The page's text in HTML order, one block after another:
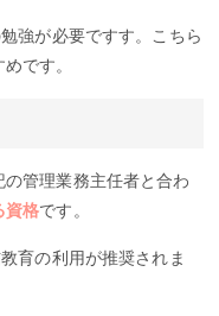
強が必要ですす。こちら
です。
管理業務主任者と合わ
資格です。
育の利用が推奨されま